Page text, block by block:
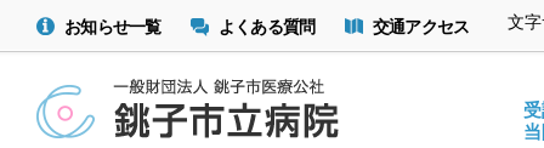
お知らせ一覧 よくある質問 交通アクセス 文